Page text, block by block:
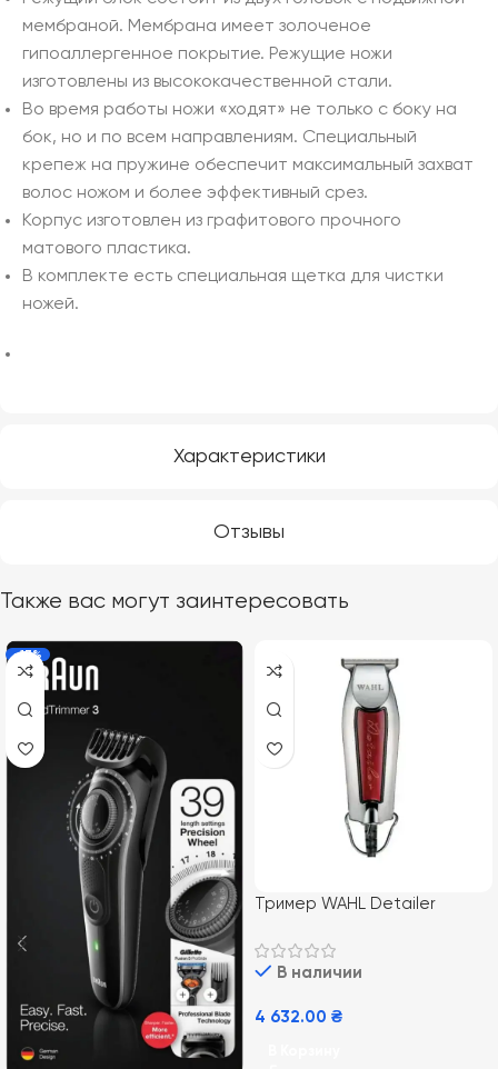
Характеристики
Отзывы
мембраной. Мембрана имеет золоченое
гипоаллергенное покрытие. Режущие ножи
изготовлены из высококачественной стали.
Во время работы ножи «ходят» не только с боку на
бок, но и по всем направлениям. Специальный
крепеж на пружине обеспечит максимальный захват
волос ножом и более эффективный срез.
Корпус изготовлен из графитового прочного
матового пластика.
В комплекте есть специальная щетка для чистки
ножей.
Также вас могут заинтересовать
-17%
Тример WAHL Detailer
В наличии
4 632.00 ₴